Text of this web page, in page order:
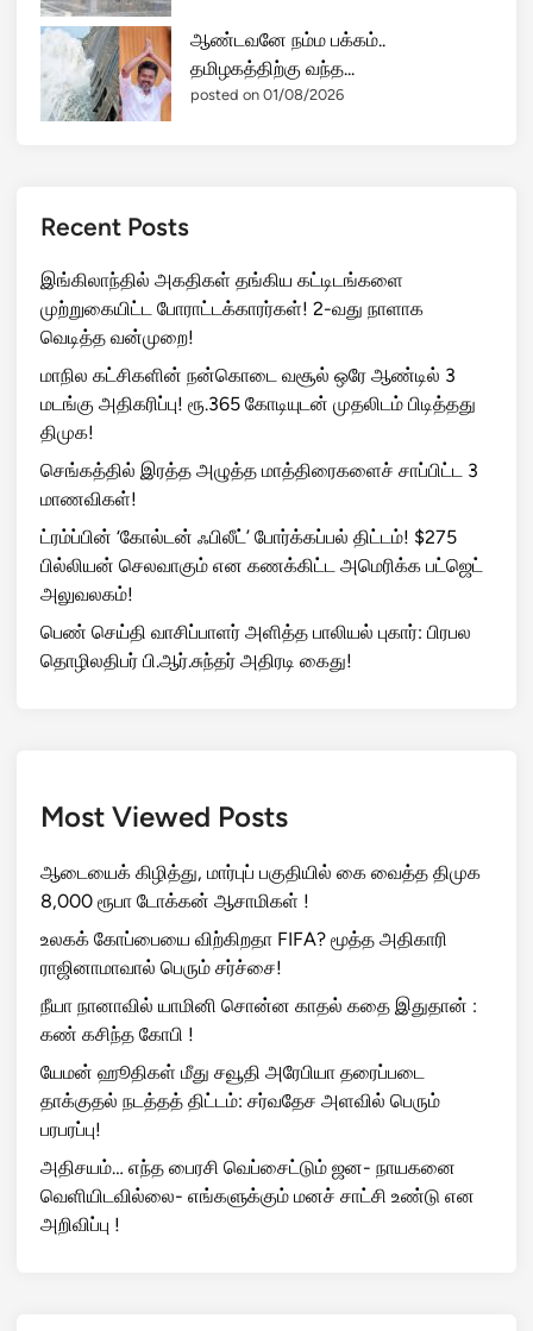
ஆண்டவனே நம்ம பக்கம்..
தமிழகத்திற்கு வந்த...
posted on 01/08/2026
Recent Posts
இங்கிலாந்தில் அகதிகள் தங்கிய கட்டிடங்களை
முற்றுகையிட்ட போராட்டக்காரர்கள்! 2-வது நாளாக
வெடித்த வன்முறை!
மாநில கட்சிகளின் நன்கொடை வசூல் ஒரே ஆண்டில் 3
மடங்கு அதிகரிப்பு! ரூ.365 கோடியுடன் முதலிடம் பிடித்தது
திமுக!
செங்கத்தில் இரத்த அழுத்த மாத்திரைகளைச் சாப்பிட்ட 3
மாணவிகள்!
ட்ரம்ப்பின் ‘கோல்டன் ஃபிலீட்’ போர்க்கப்பல் திட்டம்! $275
பில்லியன் செலவாகும் என கணக்கிட்ட அமெரிக்க பட்ஜெட்
அலுவலகம்!
பெண் செய்தி வாசிப்பாளர் அளித்த பாலியல் புகார்: பிரபல
தொழிலதிபர் பி.ஆர்.சுந்தர் அதிரடி கைது!
Most Viewed Posts
ஆடையைக் கிழித்து, மார்புப் பகுதியில் கை வைத்த திமுக
8,000 ரூபா டோக்கன் ஆசாமிகள் !
உலகக் கோப்பையை விற்கிறதா FIFA? மூத்த அதிகாரி
ராஜினாமாவால் பெரும் சர்ச்சை!
நீயா நானாவில் யாமினி சொன்ன காதல் கதை இதுதான் :
கண் கசிந்த கோபி !
யேமன் ஹூதிகள் மீது சவூதி அரேபியா தரைப்படை
தாக்குதல் நடத்தத் திட்டம்: சர்வதேச அளவில் பெரும்
பரபரப்பு!
அதிசயம்… எந்த பைரசி வெப்சைட்டும் ஜன- நாயகனை
வெளியிடவில்லை- எங்களுக்கும் மனச் சாட்சி உண்டு என
அறிவிப்பு !